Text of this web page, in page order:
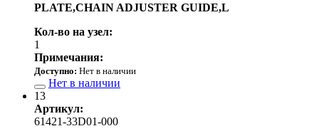
PLATE,CHAIN ADJUSTER GUIDE,L
Кол-во на узел:
1
Примечания:
Доступно: Нет в наличии
Нет в наличии
13
Артикул:
61421-33D01-000